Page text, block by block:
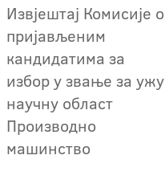
Извјештај Комисије о
пријављеним
кандидатима за
избор у звање за ужу
научну област
Производно
машинство